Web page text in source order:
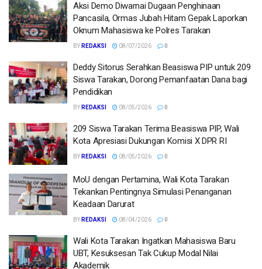
Aksi Demo Diwarnai Dugaan Penghinaan
Pancasila, Ormas Jubah Hitam Gepak Laporkan
Oknum Mahasiswa ke Polres Tarakan
BY REDAKSI 08/07/2026 0
Deddy Sitorus Serahkan Beasiswa PIP untuk 209
Siswa Tarakan, Dorong Pemanfaatan Dana bagi
Pendidikan
BY REDAKSI 08/05/2026 0
209 Siswa Tarakan Terima Beasiswa PIP, Wali
Kota Apresiasi Dukungan Komisi X DPR RI
BY REDAKSI 08/05/2026 0
MoU dengan Pertamina, Wali Kota Tarakan
Tekankan Pentingnya Simulasi Penanganan
Keadaan Darurat
BY REDAKSI 08/04/2026 0
Wali Kota Tarakan Ingatkan Mahasiswa Baru
UBT, Kesuksesan Tak Cukup Modal Nilai
Akademik